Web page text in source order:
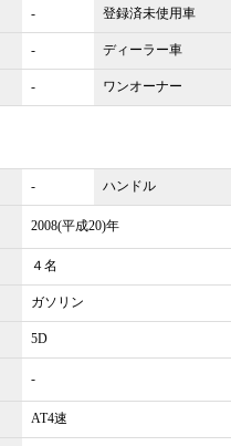
- 登録済未使用車
- ディーラー車
- ワンオーナー
- ハンドル
2008(平成20)年
４名
ガソリン
5D
-
AT4速